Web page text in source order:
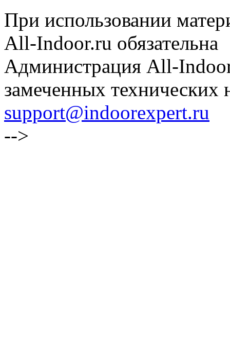
При использовании
All-Indoor.ru обязательна
Администрация All-
замеченных технических
support@indoorexpert.ru
-->